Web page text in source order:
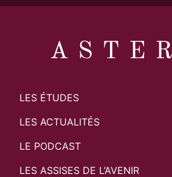
LES ÉTUDES
LES ACTUALITÉS
LE PODCAST
LES ASSISES DE L’AVENIR